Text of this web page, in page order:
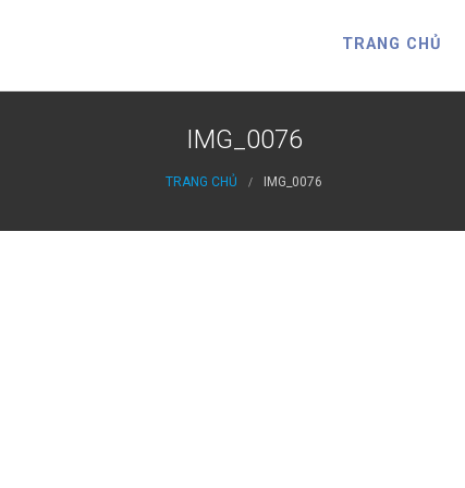
TRANG CHỦ
IMG_0076
TRANG CHỦ IMG_0076